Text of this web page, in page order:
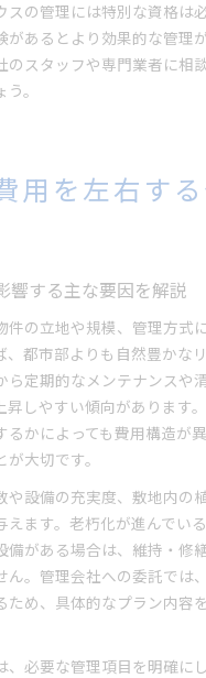
スの管理には特別な資格は
があるとより効果的な管理
のスタッフや専門業者に相
。
用を左右す
響する主な要因を解説
件の立地や規模、管理方式
都市部よりも自然豊かな
ら定期的なメンテナンスや
昇しやすい傾向があります
るかによっても費用構造が
大切です。
や設備の充実度、敷地内の
えます。老朽化が進んでい
備がある場合は、維持・修
ん。管理会社への委託では
ため、具体的なプラン内容
、必要な管理項目を明確に